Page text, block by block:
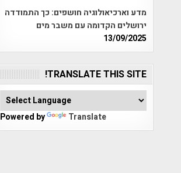
מדע וארכיאולוגיה חושפים: כך התמודדה
ירושלים הקדומה עם משבר מים
13/09/2025
TRANSLATE THIS SITE!
Powered by Translate